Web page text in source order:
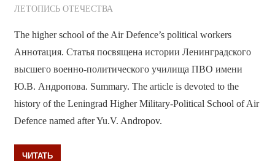
ЛЕТОПИСЬ ОТЕЧЕСТВА
The higher school of the Air Defence’s political workers
Аннотация. Статья посвящена истории Ленинградского
высшего военно-политического училища ПВО имени
Ю.В. Андропова. Summary. The article is devoted to the
history of the Leningrad Higher Military-Political School of Air
Defence named after Yu.V. Andropov.
ЧИТАТЬ